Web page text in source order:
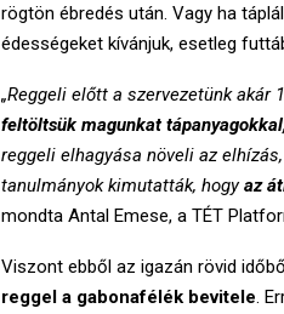
rögtön ébredés után. Vagy ha
édességeket kívánjuk, esetleg
„Reggeli előtt a szervezetünk akár
feltöltsük magunkat
reggeli elhagyása növeli az
tanulmányok kimutatták, hogyaz
mondta Antal Emese, a TÉT
Viszont ebből az igazán rövid
reggel a gabonafélék bevitele .